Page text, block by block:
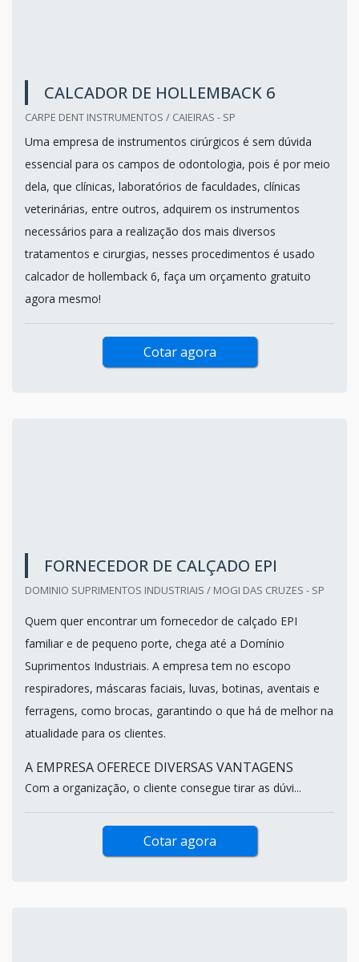
CALCADOR DE HOLLEMBACK 6
CARPE DENT INSTRUMENTOS / CAIEIRAS - SP
Uma empresa de instrumentos cirúrgicos é sem dúvida
essencial para os campos de odontologia, pois é por meio
dela, que clínicas, laboratórios de faculdades, clínicas
veterinárias, entre outros, adquirem os instrumentos
necessários para a realização dos mais diversos
tratamentos e cirurgias, nesses procedimentos é usado
calcador de hollemback 6, faça um orçamento gratuito
agora mesmo!
Cotar agora
FORNECEDOR DE CALÇADO EPI
DOMINIO SUPRIMENTOS INDUSTRIAIS / MOGI DAS CRUZES - SP
Quem quer encontrar um fornecedor de calçado EPI
familiar e de pequeno porte, chega até a Domínio
Suprimentos Industriais. A empresa tem no escopo
respiradores, máscaras faciais, luvas, botinas, aventais e
ferragens, como brocas, garantindo o que há de melhor na
atualidade para os clientes.
A EMPRESA OFERECE DIVERSAS VANTAGENS
Com a organização, o cliente consegue tirar as dúvi...
Cotar agora